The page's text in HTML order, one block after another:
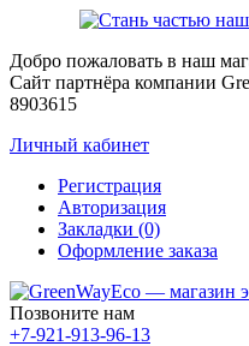
Добро пожаловать в наш
Сайт партнёра компании
8903615
Личный кабинет
Регистрация
Авторизация
Закладки (0)
Оформление заказа
Позвоните нам
+7-921-913-96-13